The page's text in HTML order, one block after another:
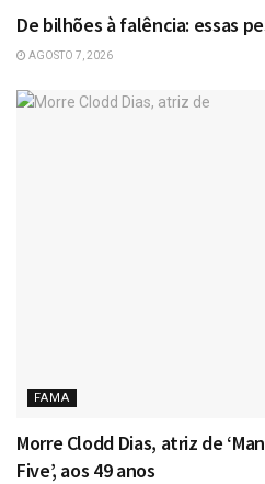
De bilhões à falência: essas
AGOSTO 7, 2026
FAMA
Morre Clodd Dias, atriz de
Five’, aos 49 anos